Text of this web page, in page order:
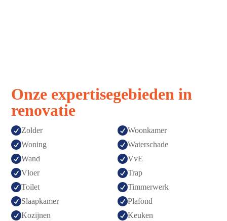
Onze expertisegebieden in
renovatie
Zolder Woonkamer
Woning Waterschade
Wand VvE
Vloer Trap
Toilet Timmerwerk
Slaapkamer Plafond
Kozijnen Keuken